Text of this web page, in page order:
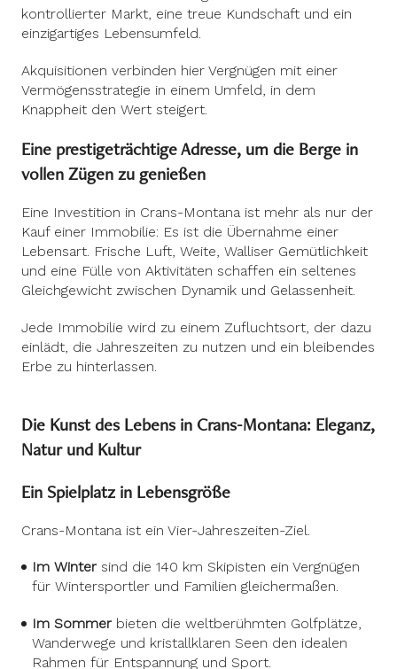
kontrollierter Markt, eine treue Kundschaft und ein
einzigartiges Lebensumfeld.
Akquisitionen verbinden hier Vergnügen mit einer
Vermögensstrategie in einem Umfeld, in dem
Knappheit den Wert steigert.
Eine prestigeträchtige Adresse, um die Berge in
vollen Zügen zu genießen
Eine Investition in Crans-Montana ist mehr als nur der
Kauf einer Immobilie: Es ist die Übernahme einer
Lebensart. Frische Luft, Weite, Walliser Gemütlichkeit
und eine Fülle von Aktivitäten schaffen ein seltenes
Gleichgewicht zwischen Dynamik und Gelassenheit.
Jede Immobilie wird zu einem Zufluchtsort, der dazu
einlädt, die Jahreszeiten zu nutzen und ein bleibendes
Erbe zu hinterlassen.
Die Kunst des Lebens in Crans-Montana: Eleganz,
Natur und Kultur
Ein Spielplatz in Lebensgröße
Crans-Montana ist ein Vier-Jahreszeiten-Ziel.
Im Winter sind die 140 km Skipisten ein Vergnügen
für Wintersportler und Familien gleichermaßen.
Im Sommer bieten die weltberühmten Golfplätze,
Wanderwege und kristallklaren Seen den idealen
Rahmen für Entspannung und Sport.